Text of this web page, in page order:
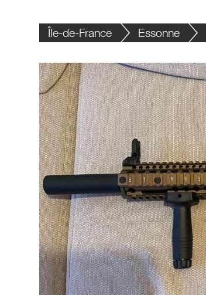
Île-de-France Essonne